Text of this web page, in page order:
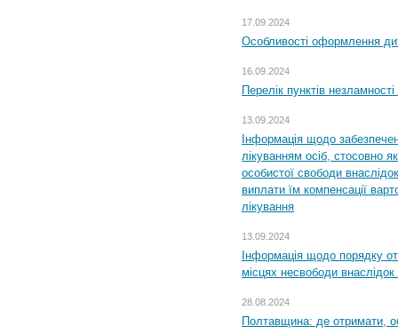
17.09.2024
Особливості оформлення
16.09.2024
Перелік пунктів
13.09.2024
Інформація щодо
лікуванням осіб, стосовно
особистої свободи
виплати їм компенсації
лікування
13.09.2024
Інформація щодо порядку
місцях несвободи внаслідок
28.08.2024
Полтавщина: де отримати,